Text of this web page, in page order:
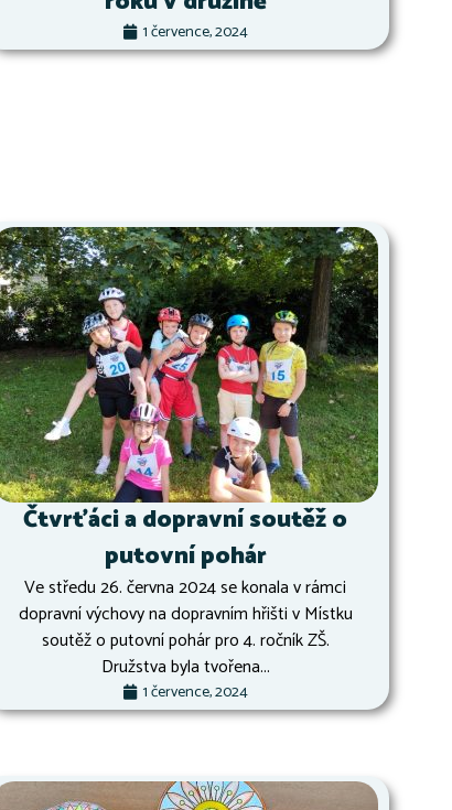
1 července, 2024
Čtvrťáci a dopravní soutěž o
putovní pohár
Ve středu 26. června 2024 se konala v rámci
dopravní výchovy na dopravním hřišti v Místku
soutěž o putovní pohár pro 4. ročník ZŠ.
Družstva byla tvořena...
1 července, 2024